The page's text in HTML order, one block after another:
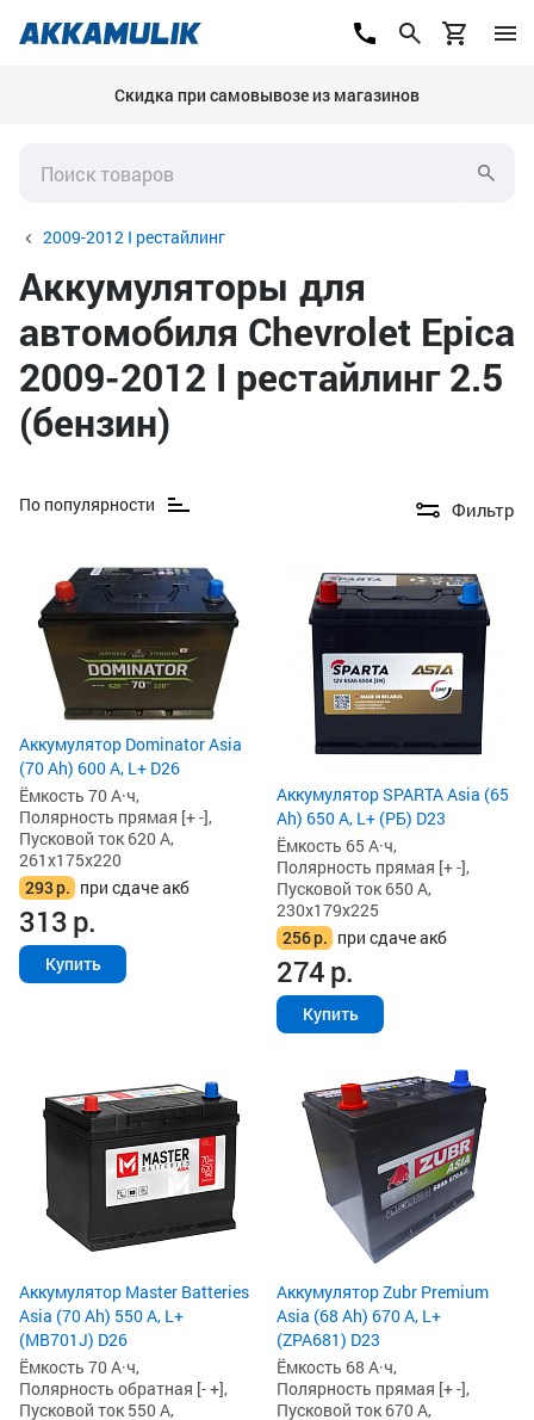
Скидка при самовывозе из магазинов
2009-2012 I рестайлинг
Аккумуляторы для
автомобиля Chevrolet Epica
2009-2012 I рестайлинг 2.5
(бензин)
По популярности Фильтр
Аккумулятор Dominator Asia
(70 Ah) 600 А, L+ D26
Ёмкость 70 А·ч,
Полярность прямая [+ -],
Пусковой ток 620 А,
261x175x220
293р. при сдаче акб
313р.
Купить
Аккумулятор SPARTA Asia (65
Ah) 650 А, L+ (РБ) D23
Ёмкость 65 А·ч,
Полярность прямая [+ -],
Пусковой ток 650 А,
230x179x225
256р. при сдаче акб
274р.
Купить
Аккумулятор Master Batteries
Asia (70 Ah) 550 А, L+
(MB701J) D26
Ёмкость 70 А·ч,
Полярность обратная [- +],
Пусковой ток 550 А,
Аккумулятор Zubr Premium
Asia (68 Ah) 670 А, L+
(ZPA681) D23
Ёмкость 68 А·ч,
Полярность прямая [+ -],
Пусковой ток 670 А,